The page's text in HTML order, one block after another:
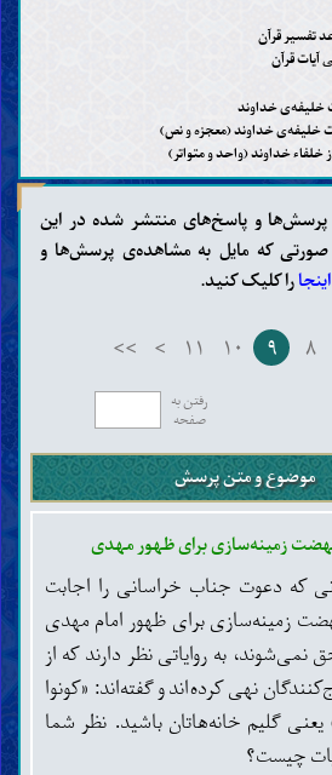
تفسیر قرآن
آیات قرآن
خداوند
خلیفه‌ی خداوند (معجزه و نص)
خلفاء خداوند (واحد و متواتر)
صفات و افعال)
خاتم
او
برای ظهور مهدی
و فتنه‌های آخر الزّمان
و دوزخ
و پاسخ‌های منتشر شده در این
صورتی که مایل به مشاهده‌ی پرسش‌ها و
اینجارا کلیک کنید.
۸ ۹ ۱۰ ۱۱ >
>>
رفتن به
صفحه
موضوع و متن پرسش
زمینه‌سازی برای ظهور مهدی
که دعوت جناب خراسانی را اجابت
زمینه‌سازی برای ظهور امام مهدی
نمی‌شوند، به روایاتی نظر دارند که از
نهی کرده‌اند و گفته‌اند: «کونوا
گلیم خانه‌هاتان باشید. نظر شما
چیست؟